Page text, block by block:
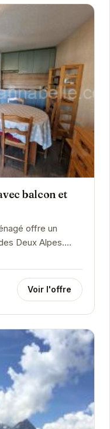
balcon et
offre un
Deux Alpes.
profiter d'une
Voir l'offre